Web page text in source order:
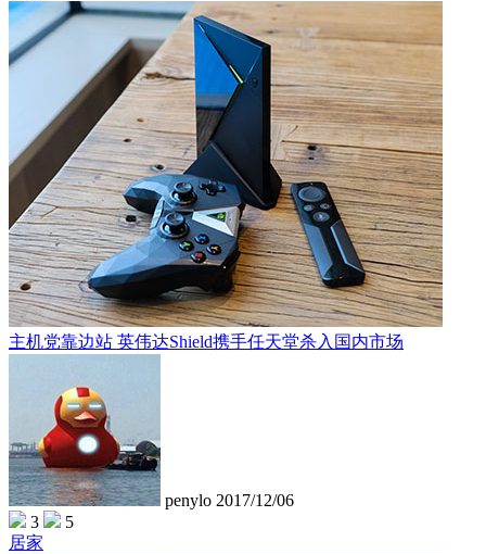
主机党靠边站 英伟达Shield携手任天堂杀入国内市场
penylo 2017/12/06
3
5
居家